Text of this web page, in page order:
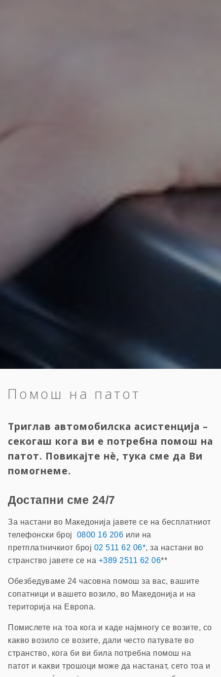
Помош на патот
Триглав автомобилска асистенција –
секогаш кога ви е потребна помош на
патот. Повикајте нè, тука сме да Ви
помогнеме.
Достапни сме 24/7
За настани во Македонија јавете се на бесплатниот
телефонски број 0800 16 206 или на
претплатничкиот број 02 511 62 06*, за настани во
странство јавете се на +389 2511 62 06**
Обезбедуваме 24 часовна помош за вас, вашите
сопатници и вашето возило, во Македонија и на
територија на Европа.
П омислете на тоа кога и каде најмногу се возите, со
какво возило се возите, дали често патувате во
странство, кога би ви била потребна помош на
патот и какви трошоци може да настанат, сето тоа и